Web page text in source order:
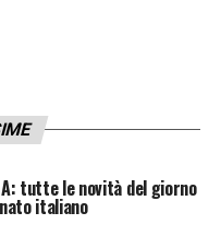
tutte le novità del giorno
italiano